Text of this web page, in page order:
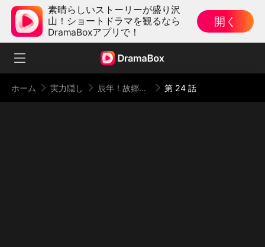
素晴らしいストーリーが盛り沢
山！ショートドラマを観るなら
DramaBoxアプリで！
開く
ホーム 実力隠し 辰年！故郷への華麗なる帰還（日本語吹替版） 第 24 話